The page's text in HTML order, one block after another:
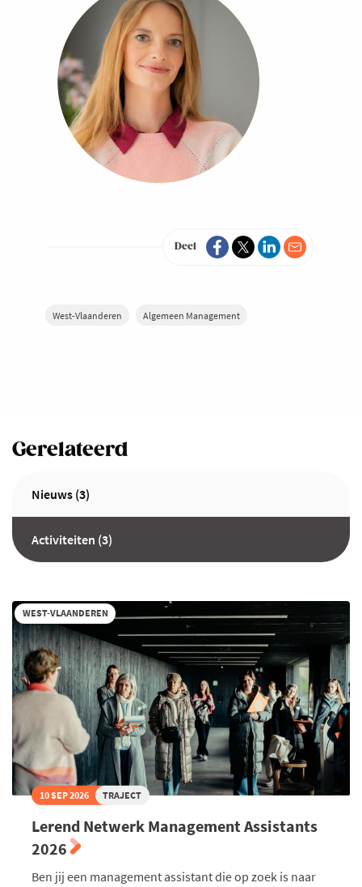
Deel
West-Vlaanderen Algemeen Management
Gerelateerd
Nieuws (3)
Activiteiten (3)
WEST-VLAANDEREN
10 SEP 2026 TRAJECT
Lerend Netwerk Management Assistants
2026
Ben jij een management assistant die op zoek is naar